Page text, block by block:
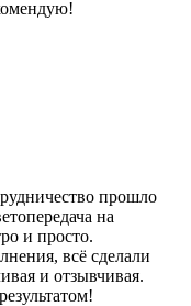
прошло
на
и просто.
всё сделали
и отзывчивая.